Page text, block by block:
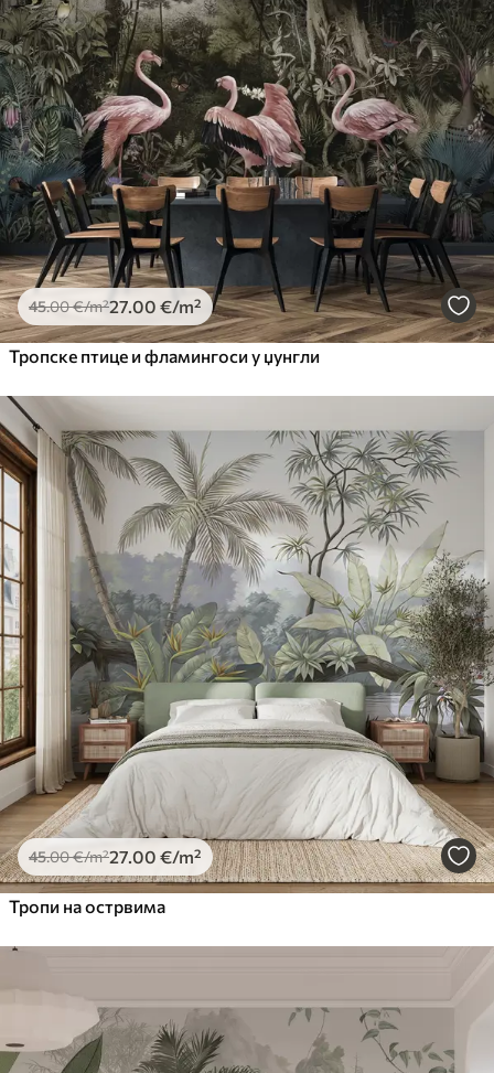
45.00€/m²27.00 €/m²
Тропске птице и фламингоси у џунгли
45.00€/m²27.00 €/m²
Тропи на острвима